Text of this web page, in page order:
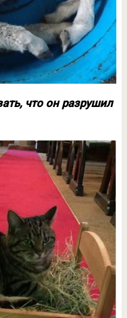
что он разрушил